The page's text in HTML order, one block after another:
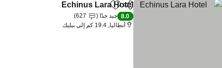
مشاركةAdd to favorites
Echinus Lara Hotel
8.0 جيد جدًا
627
أنطاليا, 19.4 كم إلى بيليك